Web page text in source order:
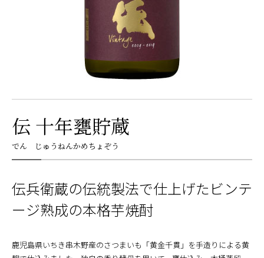
伝 十年甕貯蔵
でん じゅうねんかめちょぞう
伝兵衛蔵の伝統製法で仕上げたビンテ
ージ熟成の本格芋焼酎
鹿児島県いちき串木野産のさつまいも「黄金千貫」を手造りによる黄